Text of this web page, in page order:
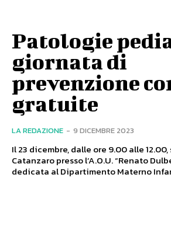
Patologie
giornata di
prevenzione
gratuite
LA REDAZIONE - 9 DICEMBRE 2023
Il 23 dicembre, dalle ore 9.00 alle
Catanzaro presso l’A.O.U. “Renato
dedicata al Dipartimento Materno